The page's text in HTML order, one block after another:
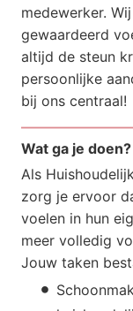
medewerker.
gewaardeerd
altijd de steun
persoonlijke
bij ons centraal!
Wat ga je doen?
Als
zorg je ervoor
voelen in hun
meer volledig
Jouw taken